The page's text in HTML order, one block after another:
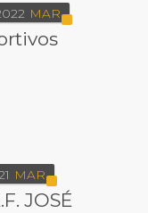
MAR
MAR
JOSÉ